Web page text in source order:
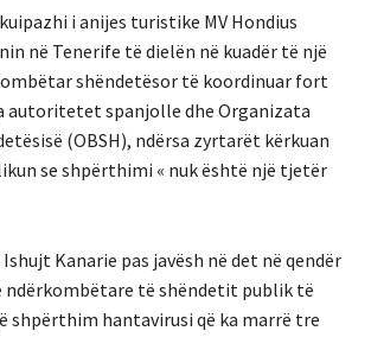
i anijes turistike MV Hondius
në Tenerife të dielën në kuadër të një
shëndetësor të koordinuar fort
autoritetet spanjolle dhe Organizata
(OBSH), ndërsa zyrtarët kërkuan
se shpërthimi « nuk është një tjetër
Kanarie pas javësh në det në qendër
ndërkombëtare të shëndetit publik të
shpërthim hantavirusi që ka marrë tre